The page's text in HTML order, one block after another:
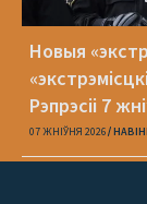
Новыя
Рэпрэсіі 7
07 ЖНІЎНЯ 2026